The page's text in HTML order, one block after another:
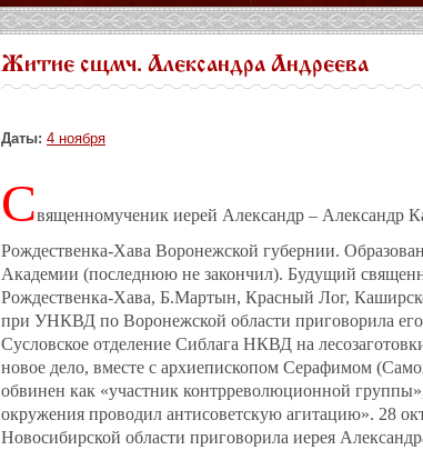
Житие сщмч. Александра Андреева
Даты: 4 ноября
Священномученик иерей Александр – Александр
Рождественка-Хава Воронежской губернии.
Академии (последнюю не закончил). Будущий
Рождественка-Хава, Б.Мартын, Красный Лог,
при УНКВД по Воронежской области приговорила
Сусловское отделение Сиблага НКВД на
новое дело, вместе с архиепископом Серафимом
обвинен как «участник контрреволюционной
окружения проводил антисоветскую агитацию». 28
Новосибирской области приговорила иерея